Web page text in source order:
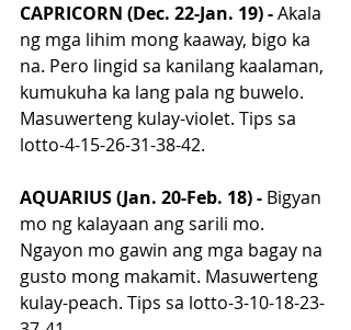
CAPRICORN (Dec. 22-Jan. 19) - Akala
ng mga lihim mong kaaway, bigo ka
na. Pero lingid sa kanilang kaalaman,
kumukuha ka lang pala ng buwelo.
Masuwerteng kulay-violet. Tips sa
lotto-4-15-26-31-38-42.
AQUARIUS (Jan. 20-Feb. 18) - Bigyan
mo ng kalayaan ang sarili mo.
Ngayon mo gawin ang mga bagay na
gusto mong makamit. Masuwerteng
kulay-peach. Tips sa lotto-3-10-18-23-